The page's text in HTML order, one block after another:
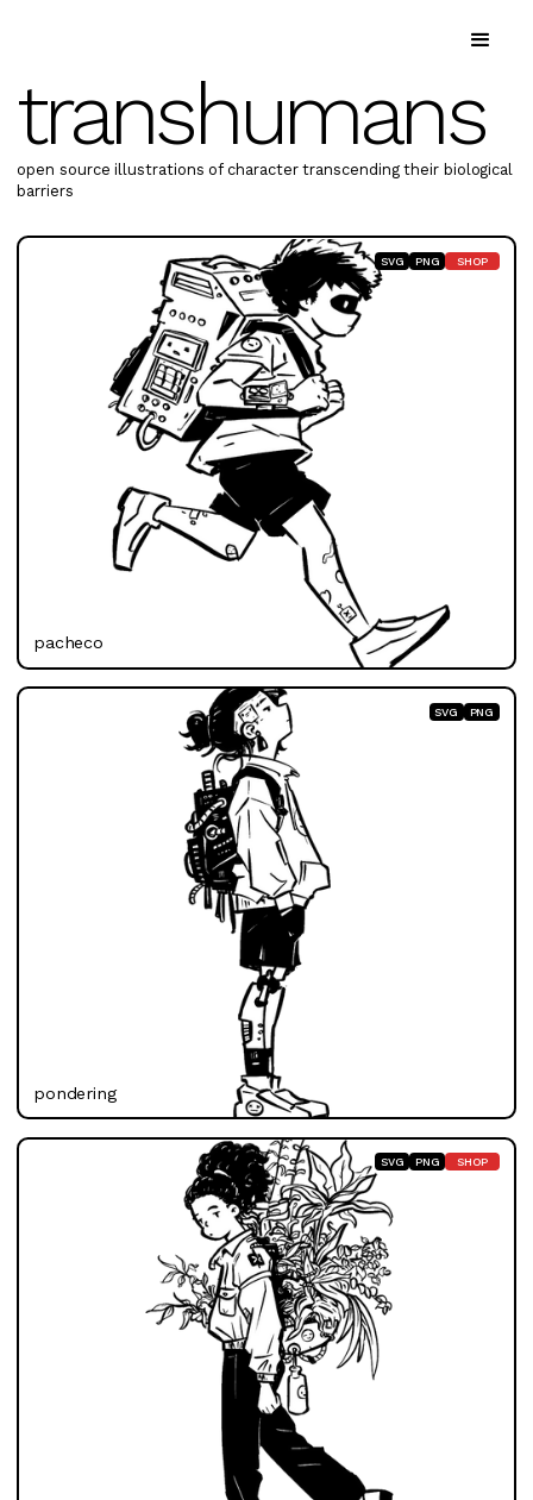
transhumans
open source illustrations of character transcending their biological
barriers
SVG PNG SHOP
pacheco
SVG PNG
pondering
SVG PNG SHOP